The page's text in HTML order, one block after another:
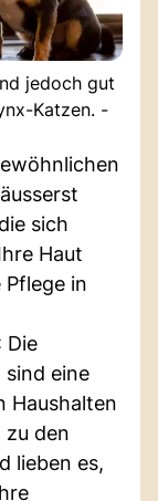
jedoch gut
Katzen. -
sich
Haut
in
Die
sind eine
Haushalten
zu den
lieben es,